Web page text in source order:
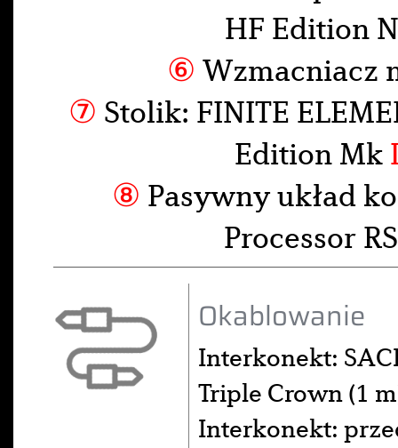
HF Edition
⑥ Wzmacniacz
⑦ Stolik: FINITE
Edition Mk
⑧ Pasywny układ
Processor
Okablowanie
Interkonekt:
Triple Crown (1
Interkonekt: